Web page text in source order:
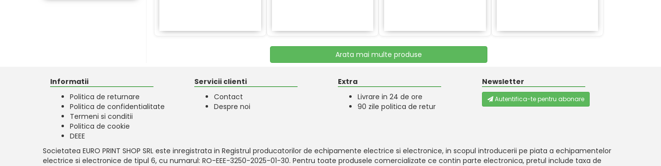
Utax
Xerox
Arata mai multe produse
Informatii
Politica de returnare
Politica de confidentialitate
Termeni si conditii
Politica de cookie
DEEE
Servicii clienti
Contact
Despre noi
Extra
Livrare in 24 de ore
90 zile politica de retur
Newsletter
Autentifica-te pentru abonare
Societatea EURO PRINT SHOP SRL este inregistrata in Registrul producatorilor de echipamente electrice si electronice, in scopul introducerii pe piata a echipamentelor
electrice si electronice de tipul 6, cu numarul: RO-EEE-3250-2025-01-30. Pentru toate produsele comercializate ce contin parte electronica, pretul include taxa de